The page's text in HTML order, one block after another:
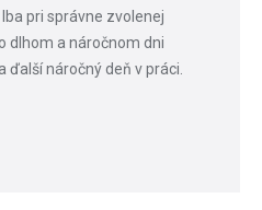
pri správne zvolenej
dlhom a náročnom dni
ďalší náročný deň v práci.